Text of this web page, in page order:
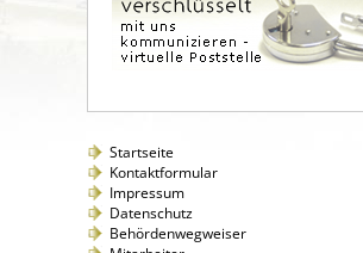
Startseite
Kontaktformular
Impressum
Datenschutz
Behördenwegweiser